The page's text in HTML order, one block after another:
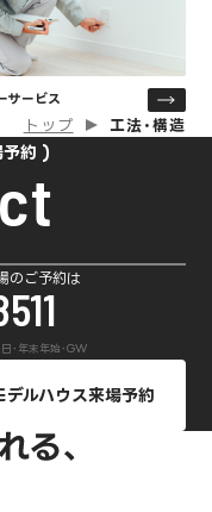
サービス
トップ 工法･構造
約
のご予約は
･年末年始･GW
デルハウス来場予約